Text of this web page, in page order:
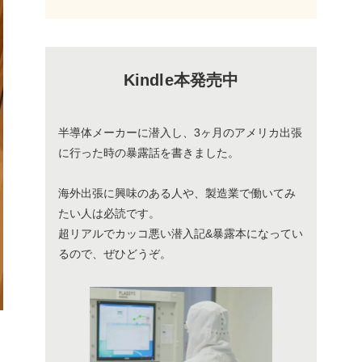
Kindle本発売中
半導体メーカーに潜入し、3ヶ月のアメリカ出張
に行った時の暴露話を書きました。
海外出張に興味のある人や、製造業で働いてみ
たい人は必読です。
超リアルでカッコ悪い潜入記&暴露本になってい
るので、ぜひどうぞ。